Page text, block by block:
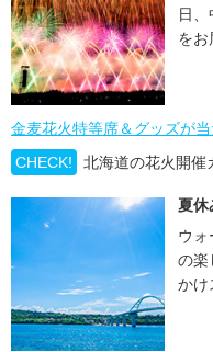
日
をお
金麦花火特等席＆グッズが
CHECK!
北海道の花火開催
夏休
ウォ
の楽
かけ